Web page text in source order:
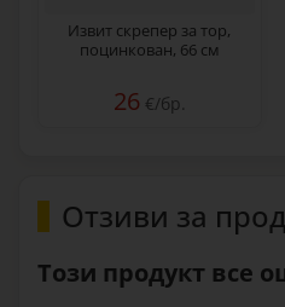
Извит скрепер за тор,
поцинкован, 66 см
26 €/бр.
Отзиви за
Този продукт все